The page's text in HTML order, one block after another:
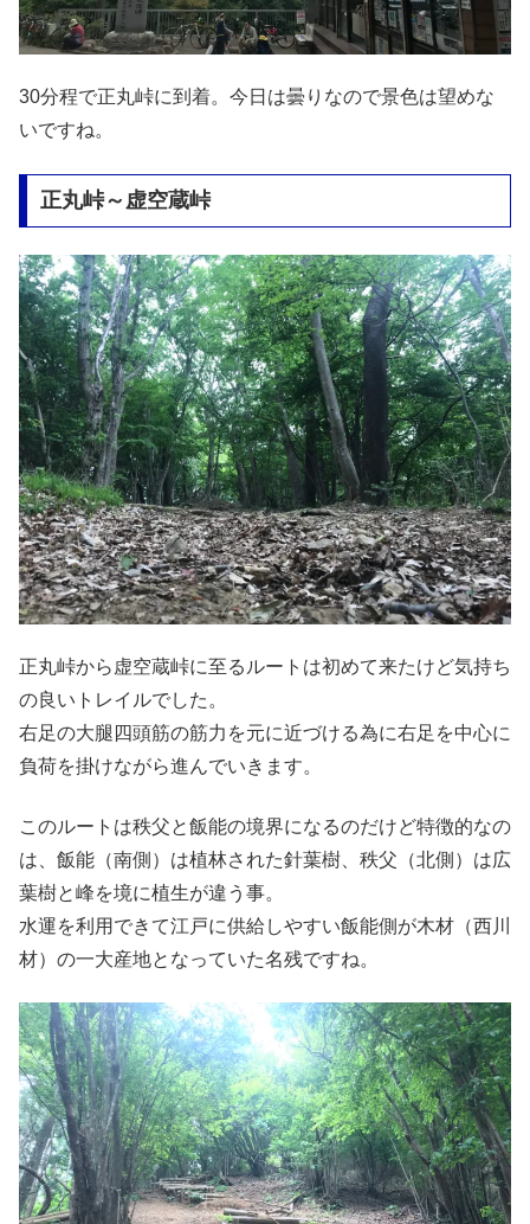
30分程で正丸峠に到着。今日は曇りなので景色は望めな
いですね。
正丸峠～虚空蔵峠
正丸峠から虚空蔵峠に至るルートは初めて来たけど気持ち
の良いトレイルでした。
右足の大腿四頭筋の筋力を元に近づける為に右足を中心に
負荷を掛けながら進んでいきます。
このルートは秩父と飯能の境界になるのだけど特徴的なの
は、飯能（南側）は植林された針葉樹、秩父（北側）は広
葉樹と峰を境に植生が違う事。
水運を利用できて江戸に供給しやすい飯能側が木材（西川
材）の一大産地となっていた名残ですね。